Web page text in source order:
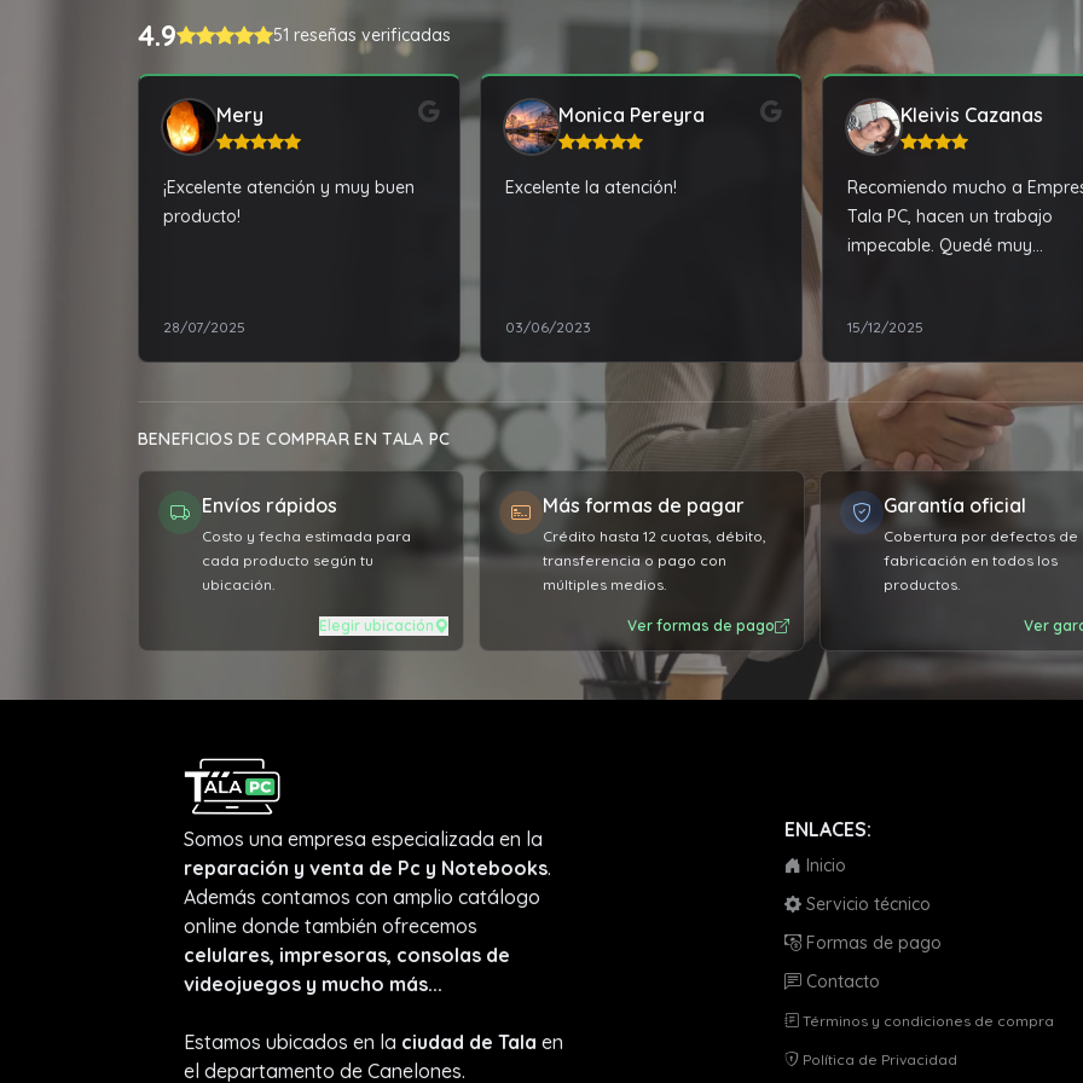
4.9 51 reseñas verificadas
Mery
¡Excelente atención y muy buen
producto!
28/07/2025
Monica Pereyra
Excelente la atención!
03/06/2023
Kleivis Cazanas
Recomiendo mucho a
Tala PC, hacen un trabajo
impecable. Quedé muy
15/12/2025
BENEFICIOS DE COMPRAR EN TALA PC
Envíos rápidos
Costo y fecha estimada para
cada producto según tu
ubicación.
Elegir ubicación
Más formas de pagar
Crédito hasta 12 cuotas, débito,
transferencia o pago con
múltiples medios.
Ver formas de pago
Garantía oficial
Cobertura por defectos de
fabricación en todos los
productos.
Ver
Somos una empresa especializada en la
reparación y venta de Pc y Notebooks.
Además contamos con amplio catálogo
online donde también ofrecemos
celulares, impresoras, consolas de
videojuegos y mucho más...
Estamos ubicados en la ciudad de Tala en
el departamento de Canelones.
ENLACES:
Inicio
Servicio técnico
Formas de pago
Contacto
Términos y condiciones de compra
Política de Privacidad